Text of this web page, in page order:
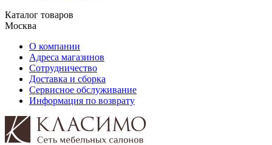
Каталог товаров
Москва
О компании
Адреса магазинов
Сотрудничество
Доставка и сборка
Сервисное обслуживание
Информация по возврату